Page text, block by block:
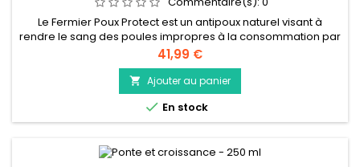
Le Fermier Poux Protect est un antipoux naturel visant à
rendre le sang des poules impropres à la consommation par
les poux rouges. Faute de pouvoir se nourrir le pou meurt
rapidement. C'est un répulsif qui n’altère aucunement le gout
et l’odeur des œufs et de la chair qui peuvent être
consommés sans risque pendant la durée du traitement.
Prix
41,99 €
 Ajouter au panier
 En stock